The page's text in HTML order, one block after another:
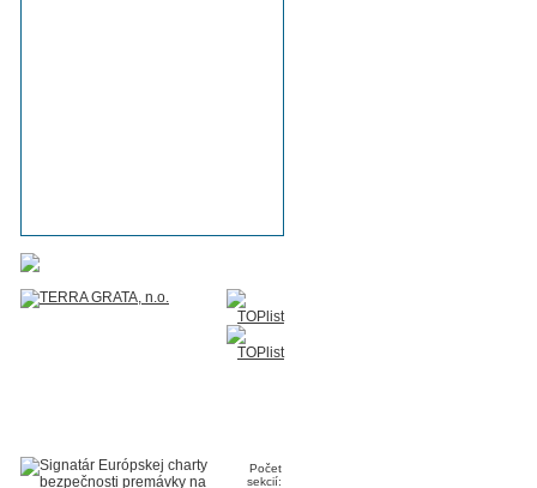
Počet
sekcií: